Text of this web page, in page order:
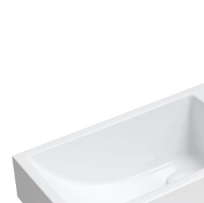
gallery